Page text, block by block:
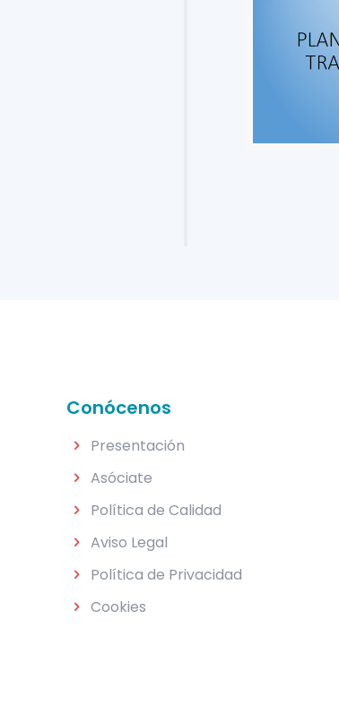
Conócenos
Presentación
Asóciate
Política de Calidad
Aviso Legal
Política de Privacidad
Cookies